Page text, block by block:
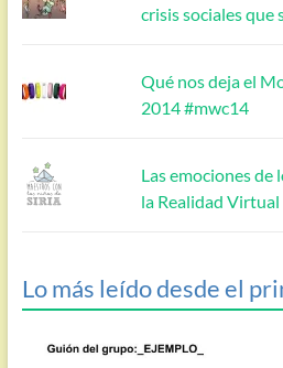
crisis sociales que
Qué nos deja el
2014 #mwc14
Las emociones de
la Realidad Virtual
Lo más leído desde el